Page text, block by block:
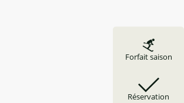
Forfait saison
Réservation